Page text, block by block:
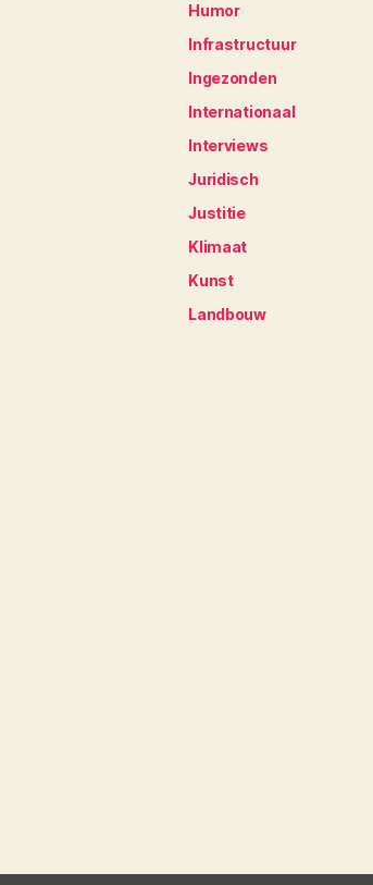
Humor
Infrastructuur
Ingezonden
Internationaal
Interviews
Juridisch
Justitie
Klimaat
Kunst
Landbouw